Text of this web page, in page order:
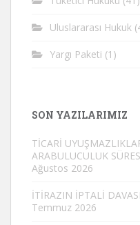
Uluslararası Hukuk
Yargı Paketi (1)
SON YAZILARIMIZ
TİCARİ
ARABULUCULUK
Ağustos 2026
İTİRAZIN İPTALİ
Temmuz 2026